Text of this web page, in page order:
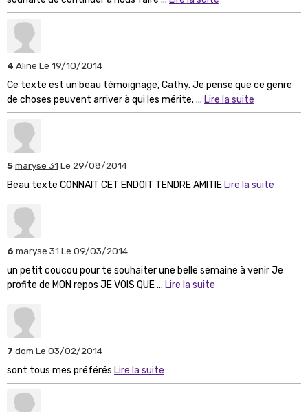
4 Aline Le 19/10/2014
Ce texte est un beau témoignage, Cathy. Je pense que ce genre
de choses peuvent arriver à qui les mérite. ... Lire la suite
5maryse 31 Le 29/08/2014
Beau texte CONNAIT CET ENDOIT TENDRE AMITIE Lire la suite
6 maryse 31 Le 09/03/2014
un petit coucou pour te souhaiter une belle semaine à venir Je
profite de MON repos JE VOIS QUE ... Lire la suite
7 dom Le 03/02/2014
sont tous mes préférés Lire la suite